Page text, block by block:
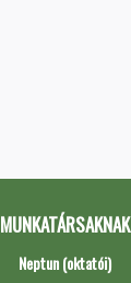
MUNKATÁRSAKNAK
Neptun (oktatói)